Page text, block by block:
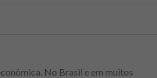
No Brasil e em muitos